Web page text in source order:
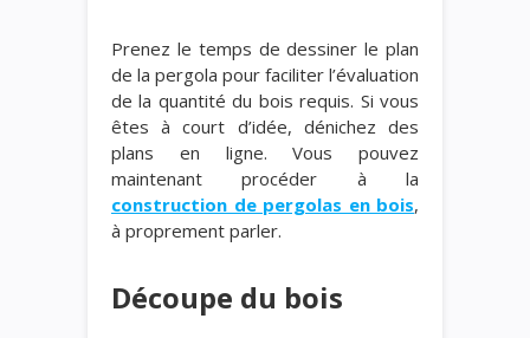
Prenez le temps de dessiner le plan
de la pergola pour faciliter l’évaluation
de la quantité du bois requis. Si vous
êtes à court d’idée, dénichez des
plans en ligne. Vous pouvez
maintenant procéder à la
construction de pergolas en bois,
à proprement parler.
Découpe du bois